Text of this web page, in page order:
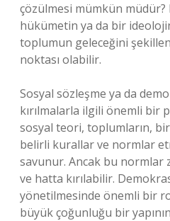
çözülmesi mümkün
hükümetin ya da bir
toplumun geleceğini
noktası olabilir.
Sosyal sözleşme ya da
kırılmalarla ilgili önemli bir
sosyal teori, toplumların,
belirli kurallar ve normlar
savunur. Ancak bu normlar
ve hatta kırılabilir.
yönetilmesinde önemli bir
büyük çoğunluğu bir